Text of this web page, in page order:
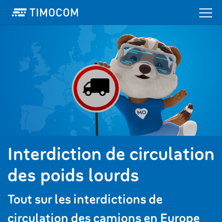
Interdiction de circulation
des poids lourds
Tout sur les interdictions de
circulation des camions en Europe